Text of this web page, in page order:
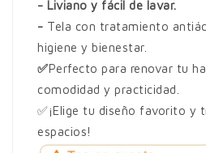
- Liviano y fácil de lavar.
- Tela con tratamiento
higiene y bienestar.
✅Perfecto para renovar tu
comodidad y practicidad.
✅¡Elige tu diseño favorito y
espacios!